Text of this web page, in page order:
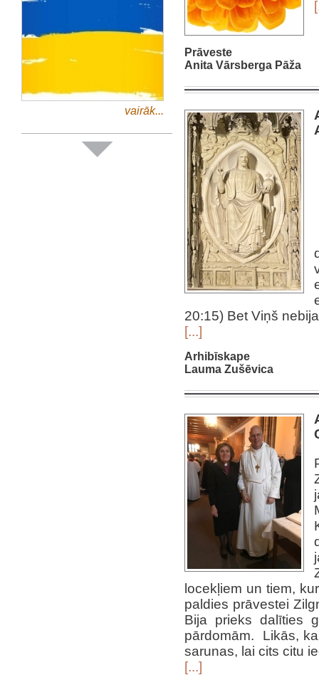
vairāk...
Prāveste
Anita Vārsberga Pāža
20:15) Bet Viņš
[...]
Arhibīskape
Lauma Zušēvica
locekļiem un tiem,
paldies prāvestei
Bija prieks dalīties
pārdomām. Likās,
sarunas, lai cits citu
[...]